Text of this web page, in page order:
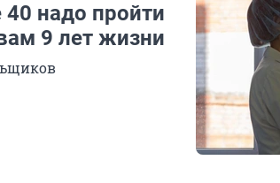
надо пройти
9 лет жизни